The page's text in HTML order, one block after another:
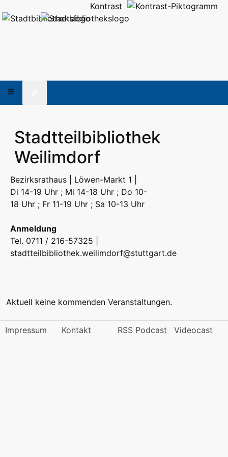
Kontrast
Stadtteilbibliothek
Weilimdorf
Bezirksrathaus | Löwen-Markt 1 |
Di 14-19 Uhr ; Mi 14-18 Uhr ; Do 10-
18 Uhr ; Fr 11-19 Uhr ; Sa 10-13 Uhr
Anmeldung
Tel. 0711 / 216-57325 |
stadtteilbibliothek.weilimdorf@stuttgart.de
Aktuell keine kommenden Veranstaltungen.
Impressum Kontakt RSS Podcast Videocast